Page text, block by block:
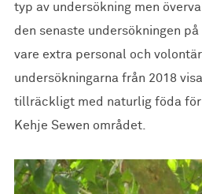
typ av undersökning men
den senaste undersökningen
vare extra personal och
undersökningarna från 2018
tillräckligt med naturlig föda för
Kehje Sewen området.